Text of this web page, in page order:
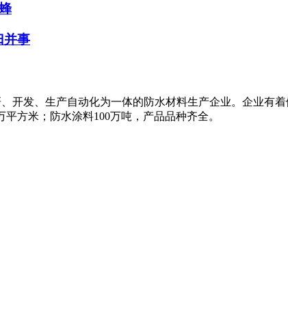
并事
开发、生产自动化为一体的防水材料生产企业。企业有
方米；防水涂料100万吨，产品品种齐全。